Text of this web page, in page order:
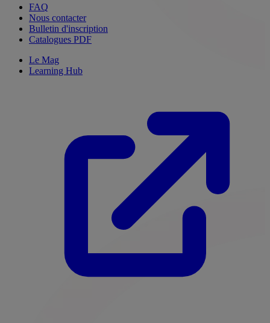
FAQ
Nous contacter
Bulletin d'inscription
Catalogues PDF
Le Mag
Learning Hub